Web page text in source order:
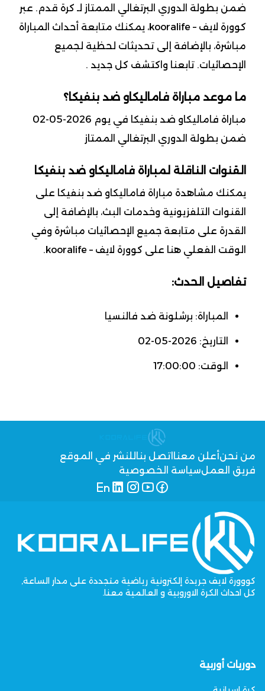
ضمن بطولة الدوري البرتغالي الممتاز لـ كرة قدم. عبر
كوورة لايف – kooralife، يمكنك متابعة أحداث المباراة
مباشرة، بالإضافة إلى تحديثات لحظية لجميع
الإحصائيات. تابعنا واكتشف كل جديد .
ما موعد مباراة فاماليكاو ضد بنفيكا؟
مباراة فاماليكاو ضد بنفيكا في يوم 2026-05-02
ضمن بطولة الدوري البرتغالي الممتاز
القنوات الناقلة لمباراة فاماليكاو ضد بنفيكا
يمكنك مشاهدة مباراة فاماليكاو ضد بنفيكا على
القنوات التلفزيونية وخدمات البث، بالإضافة إلى
القدرة على متابعة جميع الإحصائيات مباشرة وفي
الوقت الفعلي هنا على كوورة لايف – kooralife.
تفاصيل الحدث:
المباراة: برشلونة ضد فالنسيا
التاريخ: 2026-05-02
الوقت: 17:00:00
من نحنأعلن معنا اتصل بنا للنشر في الموقع
فريق العملسياسة الخصوصية
كووورة لايف جريدة إلكترونية رياضية متجددة على مدار الساعة,
كل احداث الكرة الاوروبية و العالمية معنا.
دوريات أوربية